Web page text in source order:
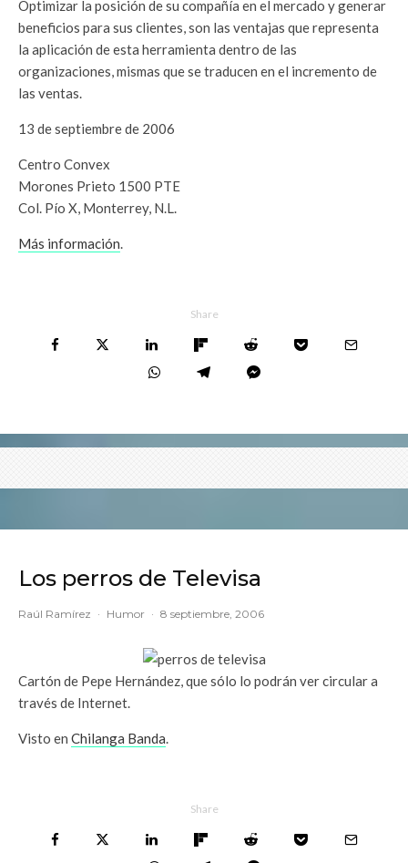
Optimizar la posición de su compañía en el mercado y generar
beneficios para sus clientes, son las ventajas que representa
la aplicación de esta herramienta dentro de las
organizaciones, mismas que se traducen en el incremento de
las ventas.
13 de septiembre de 2006
Centro Convex
Morones Prieto 1500 PTE
Col. Pío X, Monterrey, N.L.
Más información.
Share
Los perros de Televisa
Raúl Ramírez · Humor · 8 septiembre, 2006
Cartón de Pepe Hernández, que sólo lo podrán ver circular a
través de Internet.
Visto en Chilanga Banda.
Share